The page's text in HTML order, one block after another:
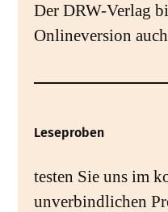
Der DRW-Verlag
Onlineversion
Leseproben
testen Sie uns im
unverbindlichen